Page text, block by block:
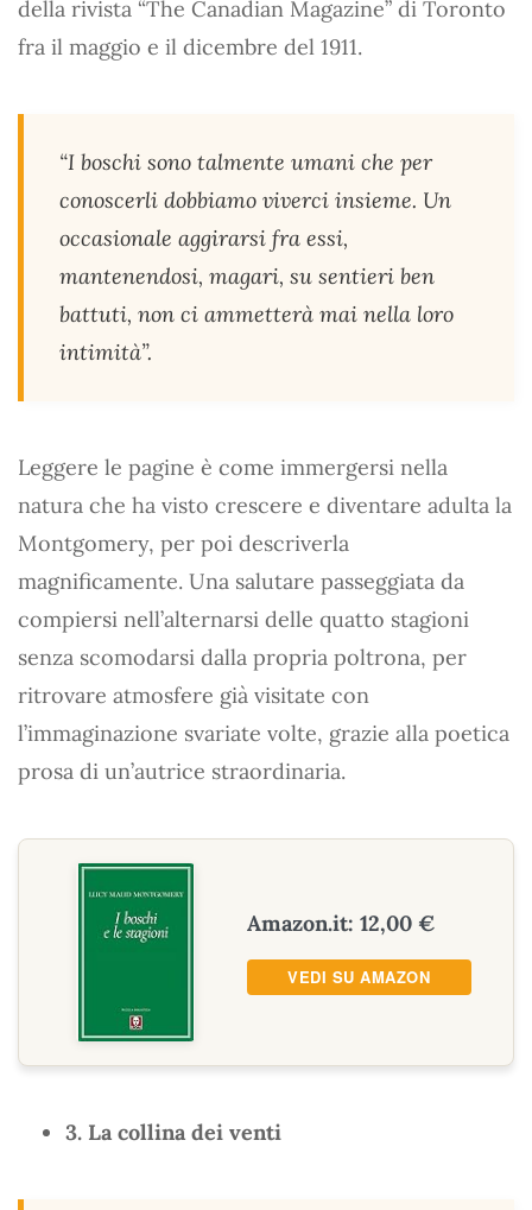
della rivista “The Canadian Magazine” di Toronto
fra il maggio e il dicembre del 1911.
“I boschi sono talmente umani che per
conoscerli dobbiamo viverci insieme. Un
occasionale aggirarsi fra essi,
mantenendosi, magari, su sentieri ben
battuti, non ci ammetterà mai nella loro
intimità”.
Leggere le pagine è come immergersi nella
natura che ha visto crescere e diventare adulta la
Montgomery, per poi descriverla
magnificamente. Una salutare passeggiata da
compiersi nell’alternarsi delle quatto stagioni
senza scomodarsi dalla propria poltrona, per
ritrovare atmosfere già visitate con
l’immaginazione svariate volte, grazie alla poetica
prosa di un’autrice straordinaria.
Amazon.it: 12,00 €
VEDI SU AMAZON
3. La collina dei venti